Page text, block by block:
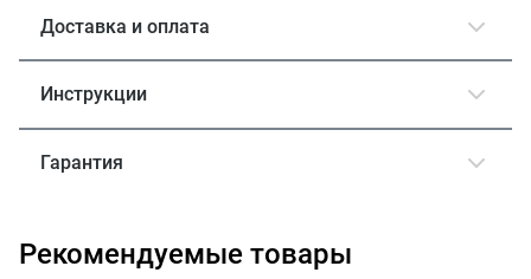
Доставка и оплата
Инструкции
Гарантия
Рекомендуемые товары